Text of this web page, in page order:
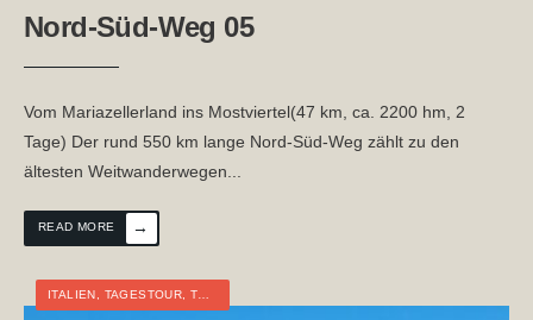
Nord-Süd-Weg 05
Vom Mariazellerland ins Mostviertel(47 km, ca. 2200 hm, 2
Tage) Der rund 550 km lange Nord-Süd-Weg zählt zu den
ältesten Weitwanderwegen...
READ MORE →
ITALIEN, TAGESTOUR,TOURTAGEBUCH